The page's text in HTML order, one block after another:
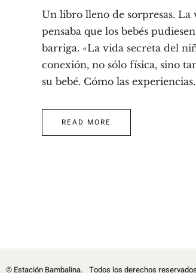
Un libro lleno de sorpresas.
pensaba que los bebés
barriga. «La vida secreta del
conexión, no sólo física, sino
su bebé. Cómo las
READ MORE
© Estación Bambalina. Todos los derechos